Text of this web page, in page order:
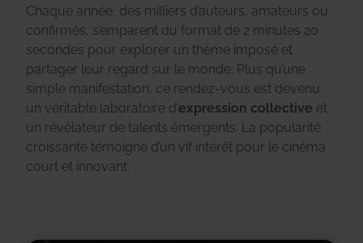
Chaque année, des milliers d’auteurs, amateurs ou
confirmés, s’emparent du format de 2 minutes 20
secondes pour explorer un thème imposé et
partager leur regard sur le monde. Plus qu’une
simple manifestation, ce rendez-vous est devenu
un véritable laboratoire d’expression collective et
un révélateur de talents émergents. La popularité
croissante témoigne d’un vif intérêt pour le cinéma
court et innovant.